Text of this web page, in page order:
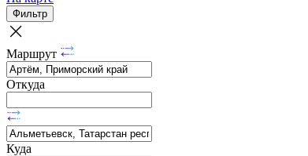
Фильтр
Маршрут
Откуда
Куда